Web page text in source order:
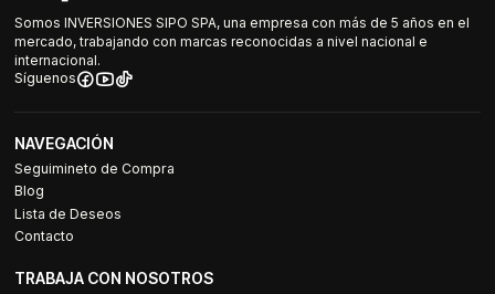
Somos INVERSIONES SIPO SPA, una empresa con más de 5 años en el
mercado, trabajando con marcas reconocidas a nivel nacional e
internacional.
Síguenos
NAVEGACIÓN
Seguimineto de Compra
Blog
Lista de Deseos
Contacto
TRABAJA CON NOSOTROS